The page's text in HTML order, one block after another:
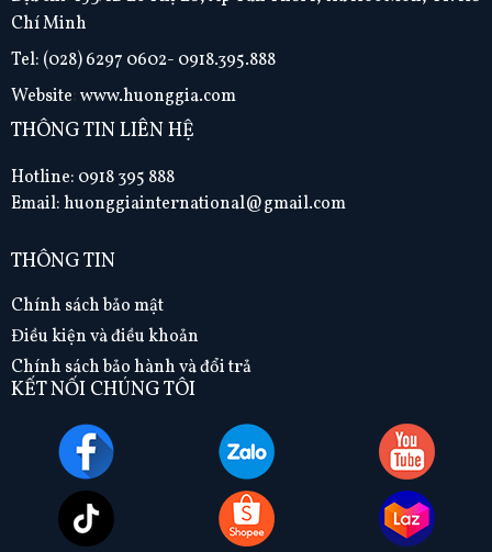
Chí Minh
Tel: (028) 6297 0602- 0918.395.888
Website:www.huonggia.com
THÔNG TIN LIÊN HỆ
Hotline: 0918 395 888
Email: huonggiainternational@gmail.com
THÔNG TIN
Chính sách bảo mật
Điều kiện và điều khoản
Chính sách bảo hành và đổi trả
KẾT NỐI CHÚNG TÔI